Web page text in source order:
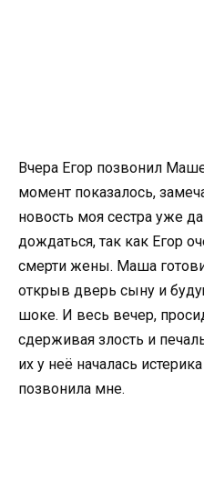
Вчера Егор позвонил
момент показалось,
новость моя сестра уже
дождаться, так как Егор
смерти жены. Маша
открыв дверь сыну и
шоке. И весь вечер,
сдерживая злость и
их у неё началась
позвонила мне.